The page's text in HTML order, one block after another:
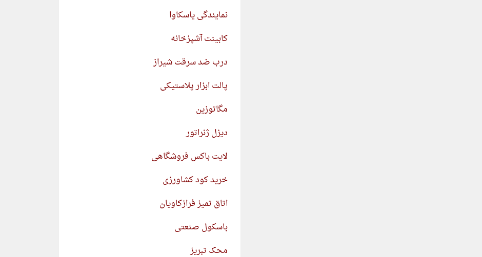
نمایندگی یاسکاوا
کابینت آشپزخانه
درب ضد سرقت شیراز
پالت ابزار پلاستیکی
مگاتوزین
دیزل ژنراتور
لایت باکس فروشگاهی
خرید کود کشاورزی
اتاق تمیز فرازکاویان
باسکول صنعتی
محک تبریز